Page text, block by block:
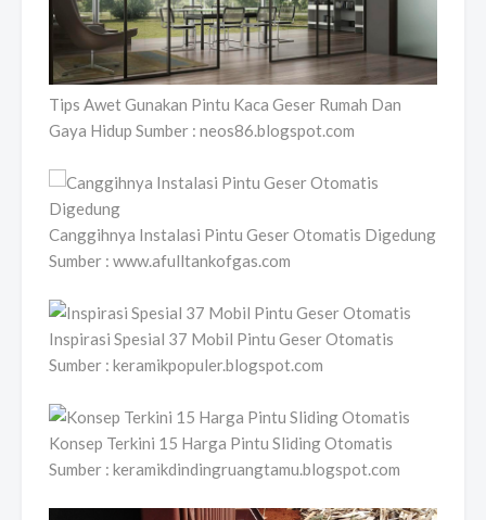
Tips Awet Gunakan Pintu Kaca Geser Rumah Dan
Gaya Hidup Sumber : neos86.blogspot.com
Canggihnya Instalasi Pintu Geser Otomatis Digedung
Sumber : www.afulltankofgas.com
Inspirasi Spesial 37 Mobil Pintu Geser Otomatis
Sumber : keramikpopuler.blogspot.com
Konsep Terkini 15 Harga Pintu Sliding Otomatis
Sumber : keramikdindingruangtamu.blogspot.com